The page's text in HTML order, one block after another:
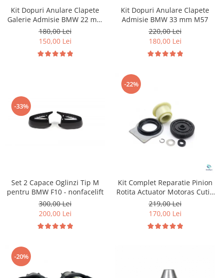
Suzuki
Toyota
Volkswagen
Dopuri anulare clapete admisie
Garnituri galerie admisie BMW
Kit reparatie faruri
Eleron Portbagaj
Kit Dopuri Anulare Clapete
Galerie Admisie BMW 22 mm
cod motor M47
180,00 Lei
150,00 Lei
Kit Dopuri Anulare Clapete
Admisie BMW 33 mm M57
220,00 Lei
180,00 Lei
-33%
Set 2 Capace Oglinzi Tip M
pentru BMW F10 - nonfacelift
300,00 Lei
200,00 Lei
-22%
Kit Complet Reparatie Pinion
Rotita Actuator Motoras Cutie
Transfer pentru BMW
219,00 Lei
170,00 Lei
-20%